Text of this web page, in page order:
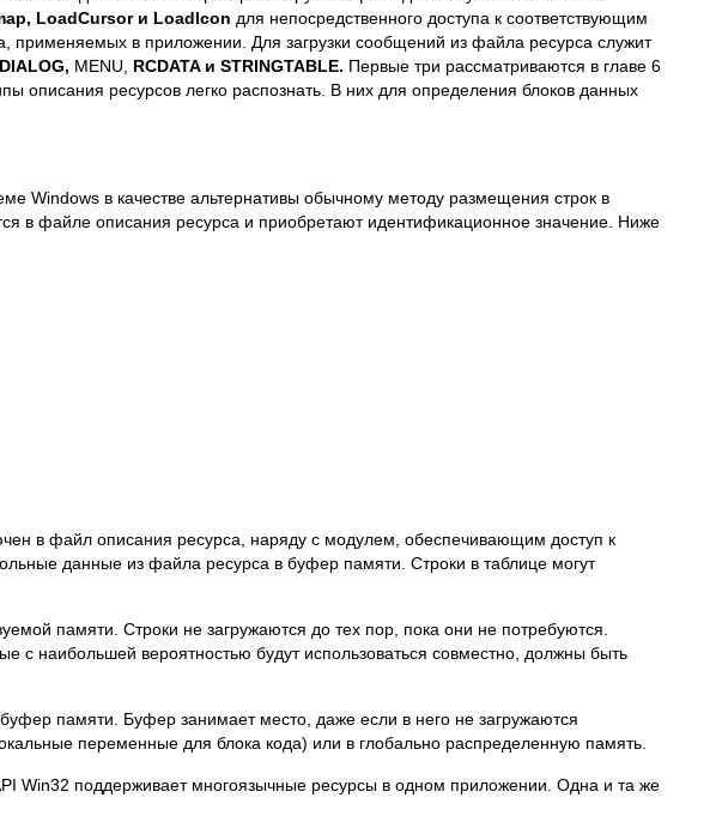
LoadCursor и Loadlcon для непосредственного доступа к соответствующим
применяемых в приложении. Для загрузки сообщений из файла ресурса служит
DIALOG, MENU, RCDATA и STRINGTABLE. Первые три рассматриваются в главе 6
описания ресурсов легко распознать. В них для определения блоков данных
Windows в качестве альтернативы обычному методу размещения строк в
в файле описания ресурса и приобретают идентификационное значение. Ниже
в файл описания ресурса, наряду с модулем, обеспечивающим доступ к
данные из файла ресурса в буфер памяти. Строки в таблице могут
памяти. Строки не загружаются до тех пор, пока они не потребуются.
с наибольшей вероятностью будут использоваться совместно, должны быть
памяти. Буфер занимает место, даже если в него не загружаются
переменные для блока кода) или в глобально распределенную память.
Win32 поддерживает многоязычные ресурсы в одном приложении. Одна и та же